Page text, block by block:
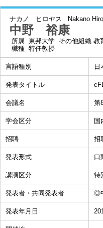
ナカノ ヒロヤス Nakano
中野 裕康
所属 東邦大学 その他組織 教
職種 特任教授
言語種別 日
発表タイトル
会議名 第
学会区分 国
招聘 招
発表形式 口
講演区分 特
発表者・共同発表者 ◎
発表年月日